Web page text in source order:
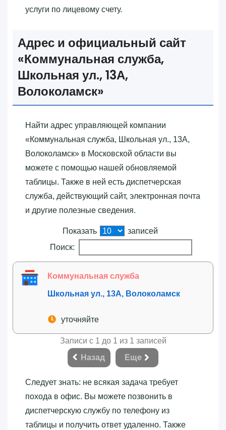
услуги по лицевому счету.
Адрес и официальный сайт
«‎Коммунальная служба,
Школьная ул., 13А,
Волоколамск»‎
Найти адрес управляющей компании
«‎Коммунальная служба, Школьная ул., 13А,
Волоколамск»‎ в Московской области вы
можете с помощью нашей обновляемой
таблицы. Также в ней есть диспетчерская
служба, действующий сайт, электронная почта
и другие полезные сведения.
Показать
записей
Поиск:
Коммунальная служба
Школьная ул., 13А, Волоколамск
уточняйте
Записи с 1 до 1 из 1 записей
Назад
Еще
Следует знать: не всякая задача требует
похода в офис. Вы можете позвонить в
диспетчерскую службу по телефону из
таблицы и получить ответ удаленно. Также